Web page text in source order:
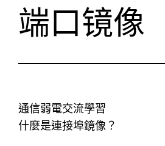
​端口镜像
通信弱電交流學習
什麼是連接埠鏡像？